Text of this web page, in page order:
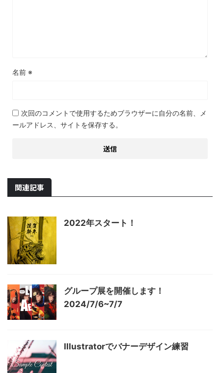
名前 ※
次回のコメントで使用するためブラウザーに自分の名前、メ
ールアドレス、サイトを保存する。
関連記事
2022年スタート！
グループ展を開催します！
2024/7/6~7/7
Illustratorでバナーデザイン練習